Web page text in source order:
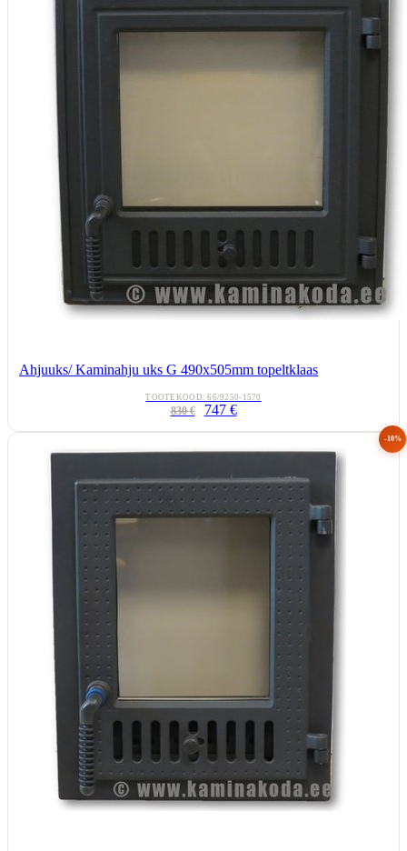
Ahjuuks/ Kaminahju uks G 490x505mm topeltklaas
TOOTEKOOD:66/9250-1570
830€ 747€
-10%